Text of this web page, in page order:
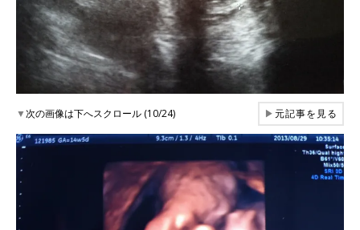
▼次の画像は下へスクロール (10/24) ▶元記事を見る